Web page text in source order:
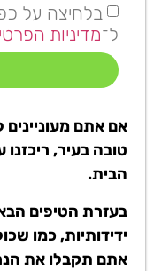
בלחיצה על
ל־מדיניות
אם אתם
טובה בעיר,
הבית.
בעזרת הטיפים
ידידותיות, כמו
אתם תקבלו את